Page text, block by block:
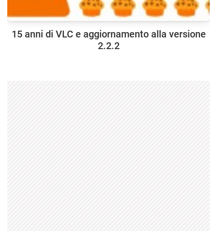
15 anni di VLC e aggiornamento alla versione
2.2.2